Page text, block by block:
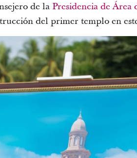
de la Presidencia de Área
del primer templo en